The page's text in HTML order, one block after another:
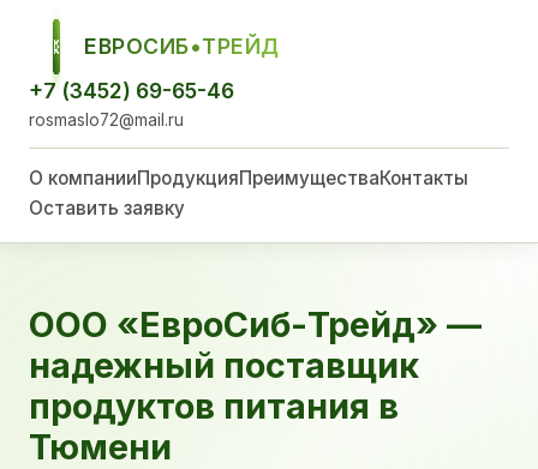
ЕСТ
ЕВРОСИБ•ТРЕЙД
+7 (3452) 69-65-46
rosmaslo72@mail.ru
О компанииПродукцияПреимуществаКонтакты
Оставить заявку
ООО «ЕвроСиб-Трейд» —
надежный поставщик
продуктов питания в
Тюмени